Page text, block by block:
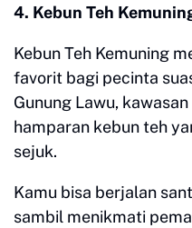
4. Kebun Teh
Kebun Teh Kemuning
favorit bagi pecinta
Gunung Lawu,
hamparan kebun teh
sejuk.
Kamu bisa berjalan
sambil menikmati